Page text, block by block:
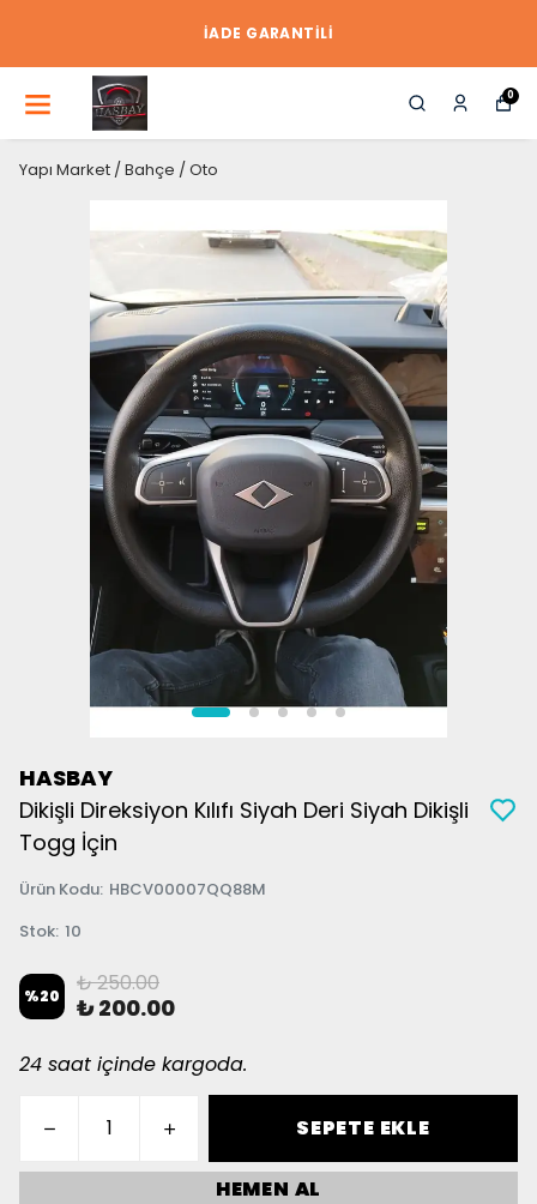
İADE GARANTİLİ
0
Yapı Market / Bahçe / Oto
HASBAY
Dikişli Direksiyon Kılıfı Siyah Deri Siyah Dikişli
Togg İçin
Ürün Kodu: HBCV00007QQ88M
Stok: 10
%20 ₺ 250.00
₺ 200.00
24 saat içinde kargoda.
SEPETE EKLE
HEMEN AL